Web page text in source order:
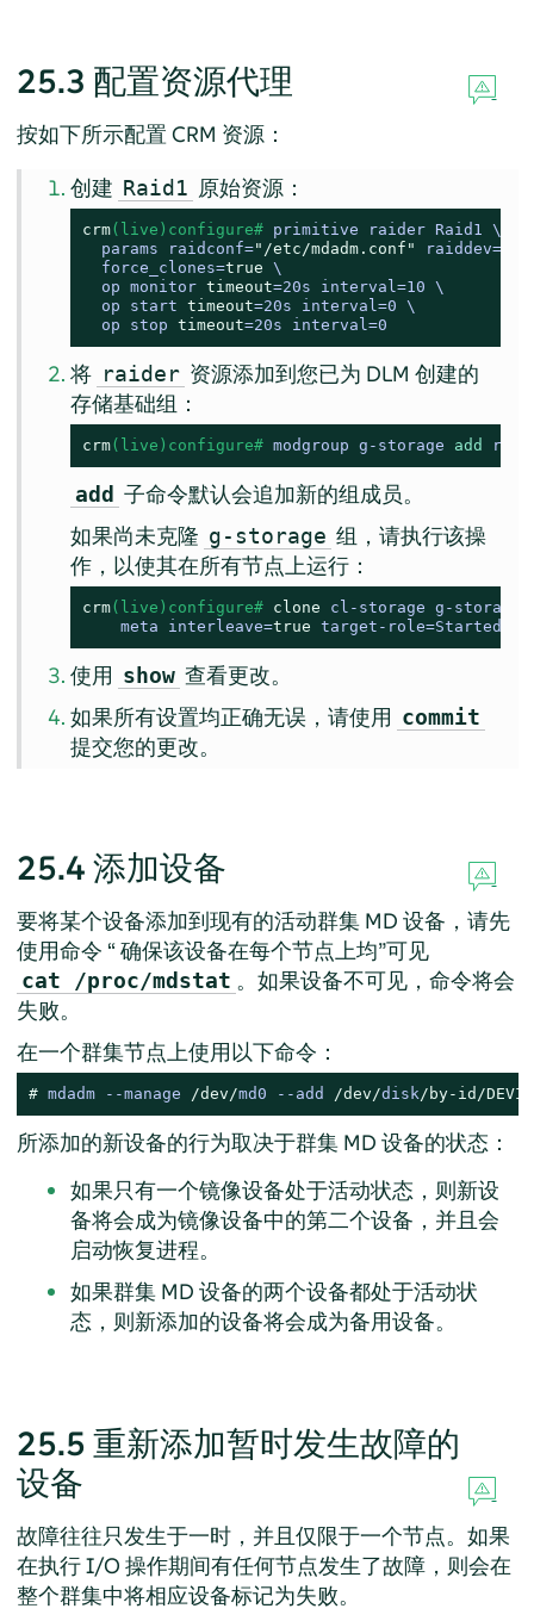
25.3 配置资源代理
按如下所示配置 CRM 资源：
创建 Raid1 原始资源：
crm(live)configure# primitive raider Raid1 \
  params raidconf=
"/etc/mdadm.conf"
raiddev=/
  force_clones=
true \
  op monitor
timeout=20s interval=10 \
  op start
timeout=20s interval=0 \
  op stop
timeout=20s interval=0
将 raider 资源添加到您已为 DLM 创建的
存储基础组：
crm(live)configure# modgroup g-storage add
add 子命令默认会追加新的组成员。
如果尚未克隆 g-storage 组，请执行该操
作，以使其在所有节点上运行：
crm(live)configure# clone cl-storage g-storage
    meta interleave=
true target-role=Started
使用 show 查看更改。
如果所有设置均正确无误，请使用 commit
提交您的更改。
25.4 添加设备
要将某个设备添加到现有的活动群集 MD 设备，请先
使用命令 “确保该设备在每个节点上均”可见
cat /proc/mdstat 。如果设备不可见，命令将会
失败。
在一个群集节点上使用以下命令：
# mdadm --manage /dev/md0 -- add /dev/disk /by-id/
所添加的新设备的行为取决于群集 MD 设备的状态：
如果只有一个镜像设备处于活动状态，则新设
备将会成为镜像设备中的第二个设备，并且会
启动恢复进程。
如果群集 MD 设备的两个设备都处于活动状
态，则新添加的设备将会成为备用设备。
25.5 重新添加暂时发生故障的
设备
故障往往只发生于一时，并且仅限于一个节点。如果
在执行 I/O 操作期间有任何节点发生了故障，则会在
整个群集中将相应设备标记为失败。